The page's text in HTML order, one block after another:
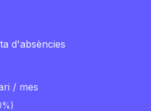
d'absències
/ mes